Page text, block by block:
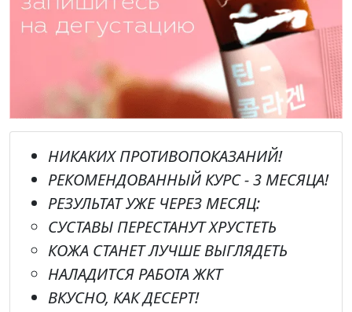
НИКАКИХ ПРОТИВОПОКАЗАНИЙ!
РЕКОМЕНДОВАННЫЙ КУРС - 3 МЕСЯЦА!
РЕЗУЛЬТАТ УЖЕ ЧЕРЕЗ МЕСЯЦ:
СУСТАВЫ ПЕРЕСТАНУТ ХРУСТЕТЬ
КОЖА СТАНЕТ ЛУЧШЕ ВЫГЛЯДЕТЬ
НАЛАДИТСЯ РАБОТА ЖКТ
ВКУСНО, КАК ДЕСЕРТ!